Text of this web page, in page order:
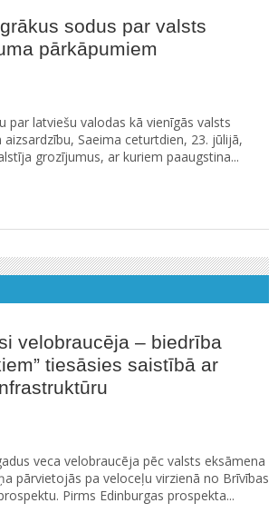
sodus par valsts
pārkāpumiem
par latviešu valodas kā vienīgās valsts
Saeima ceturtdien, 23. jūlijā,
grozījumus, ar kuriem paaugstina...
velobraucēja – biedrība
tiesāsies saistībā ar
veca velobraucēja pēc valsts eksāmena
pārvietojās pa veloceļu virzienā no Brīvības
Pirms Edinburgas prospekta...